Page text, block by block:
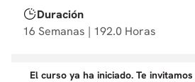
Duración
16 Semanas | 192.0 Horas
El curso ya ha iniciado. Te